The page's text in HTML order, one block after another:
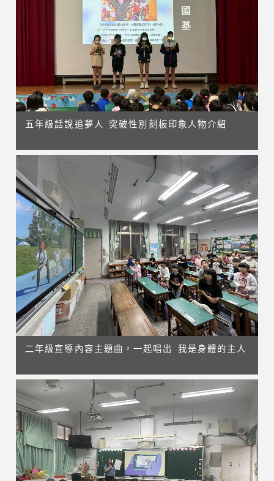
五年級話說追夢人 突破性別刻板印象人物介紹
二年級宣導內容主題曲，一起唱出 我是身體的主人